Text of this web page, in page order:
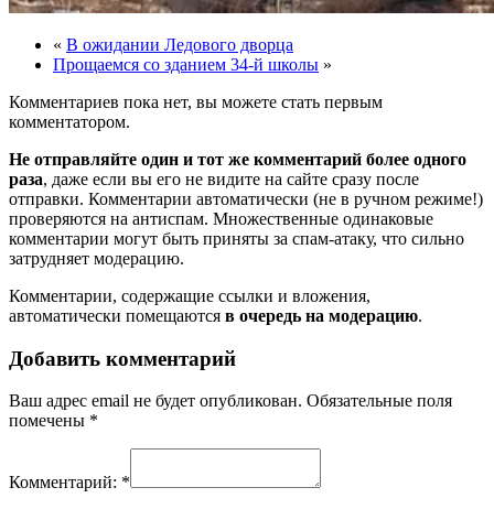
« В ожидании Ледового дворца
Прощаемся со зданием 34-й школы »
Комментариев пока нет, вы можете стать первым
комментатором.
Не отправляйте один и тот же комментарий более одного
раза, даже если вы его не видите на сайте сразу после
отправки. Комментарии автоматически (не в ручном режиме!)
проверяются на антиспам. Множественные одинаковые
комментарии могут быть приняты за спам-атаку, что сильно
затрудняет модерацию.
Комментарии, содержащие ссылки и вложения,
автоматически помещаются в очередь на модерацию.
Добавить комментарий
Ваш адрес email не будет опубликован. Обязательные поля
помечены *
Комментарий: *